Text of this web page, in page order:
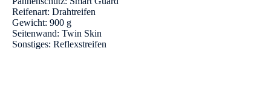
Reifenart: Drahtreifen
Gewicht: 900 g
Seitenwand: Twin Skin
Sonstiges: Reflexstreifen